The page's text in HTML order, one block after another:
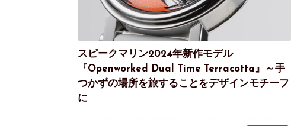
スピークマリン2024年新作モデル
『Openworked Dual Time Terracotta』～手
つかずの場所を旅することをデザインモチーフ
に